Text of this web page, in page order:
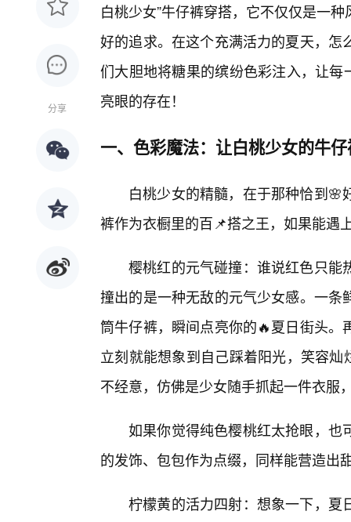
分享
白桃少女”牛仔裤穿搭，它不仅仅是一
好的追求。在这个充满活力的夏天，
们大胆地将糖果的缤纷色彩注入，让
亮眼的存在！
一、色彩魔法：让白桃少女的牛
白桃少女的精髓，在于那种恰到
裤作为衣橱里的百📌搭之王，如果能遇
樱桃红的元气碰撞：谁说红色只能
撞出的是一种无敌的元气少女感。一
筒牛仔裤，瞬间点亮你的🔥夏日街头
立刻就能想象到自己踩着阳光，笑容
不经意，仿佛是少女随手抓起一件衣服
如果你觉得纯色樱桃红太抢眼，也
的发饰、包包作为点缀，同样能营造出
柠檬黄的活力四射：想象一下，夏